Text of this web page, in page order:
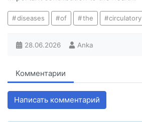
diseases of the circulatory
28.06.2026 Anka
Комментарии
Написать комментарий